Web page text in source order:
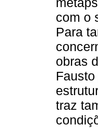
com o
Para
obras
traz